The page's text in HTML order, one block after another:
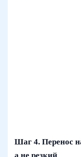
Шаг 4. Перенос